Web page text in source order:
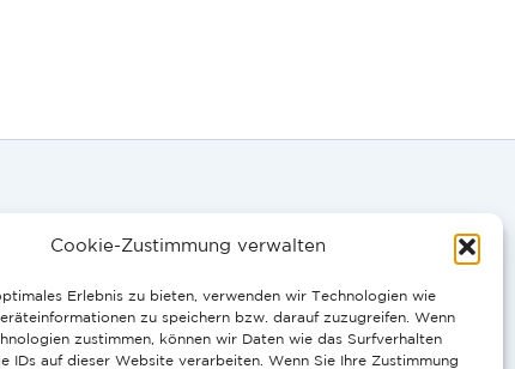
Cookie-Zustimmung verwalten
Erlebnis zu bieten, verwenden wir Technologien wie
zu speichern bzw. darauf zuzugreifen. Wenn
zustimmen, können wir Daten wie das Surfverhalten
IDs auf dieser Website verarbeiten. Wenn Sie Ihre Zustimmung
PT: